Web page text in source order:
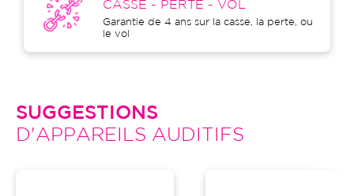
CASSE - PERTE - VOL
Garantie de 4 ans sur la casse, la perte, ou
le vol
SUGGESTIONS
D'APPAREILS AUDITIFS